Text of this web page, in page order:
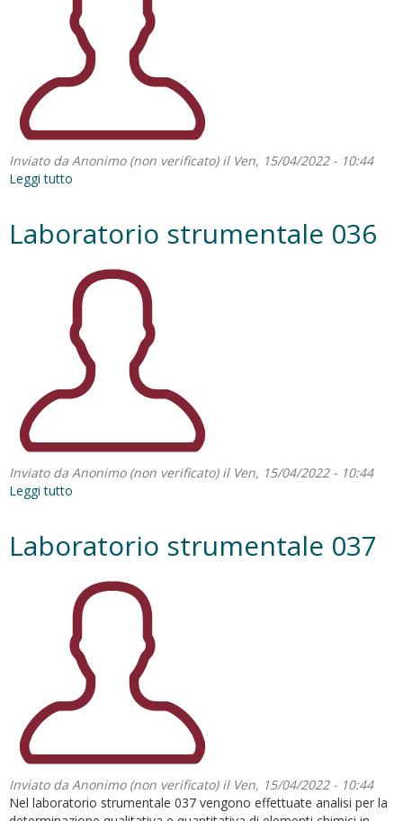
Inviato da Anonimo (non verificato)il Ven, 15/04/2022 - 10:44
Leggi tutto
Laboratorio strumentale 036
Inviato da Anonimo (non verificato)il Ven, 15/04/2022 - 10:44
Leggi tutto
036
Laboratorio strumentale 037
Inviato da Anonimo (non verificato)il Ven, 15/04/2022 - 10:44
Nel laboratorio strumentale 037 vengono effettuate analisi per la